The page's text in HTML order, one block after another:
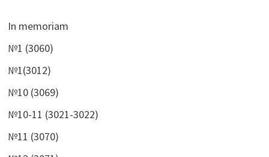
In memoriam
№1 (3060)
№1(3012)
№10 (3069)
№10-11 (3021-3022)
№11 (3070)